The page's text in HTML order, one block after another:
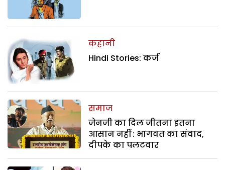
कहानी
Hindi Stories: कर्ज
समाज
जेनजी का दिल जीतना इतना
आसान नहीं : भागवत का संवाद,
दीपके का पलटवार